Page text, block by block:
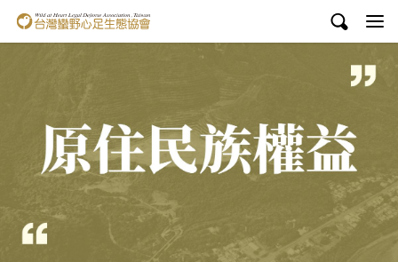
台灣蠻野心足生態協會
議題與行動
環境教育
白海豚媽祖宮
支持蠻野